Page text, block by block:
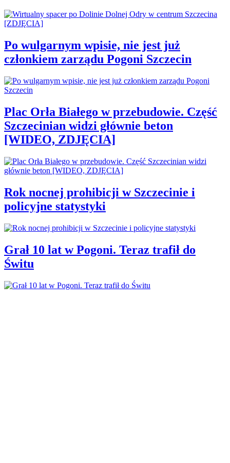
Po wulgarnym wpisie, nie jest już
członkiem zarządu Pogoni Szczecin
Plac Orła Białego w przebudowie. Część
Szczecinian widzi głównie beton
[WIDEO, ZDJĘCIA]
Rok nocnej prohibicji w Szczecinie i
policyjne statystyki
Grał 10 lat w Pogoni. Teraz trafił do
Świtu